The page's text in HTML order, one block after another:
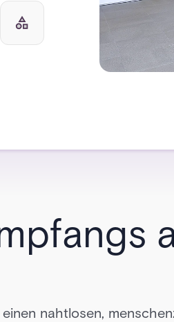
nahtlosen,